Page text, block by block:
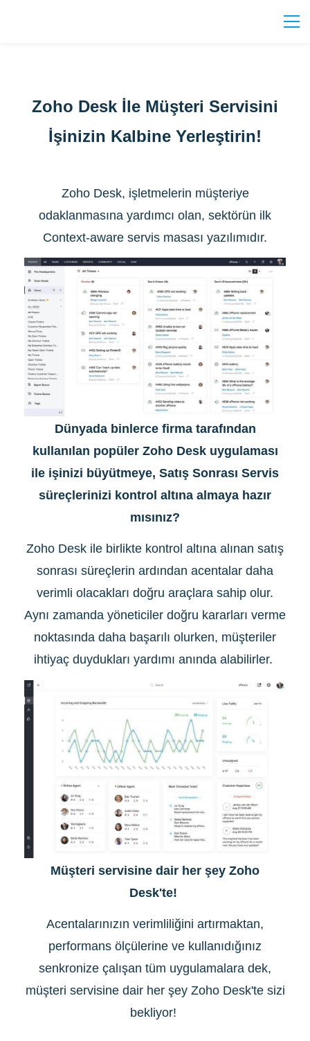
Zoho Desk İle Müşteri Servisini
İşinizin Kalbine Yerleştirin!
Zoho Desk, işletmelerin müşteriye
odaklanmasına yardımcı olan, sektörün ilk
Context-aware servis masası yazılımıdır.
Dünyada binlerce firma tarafından
kullanılan popüler Zoho Desk uygulaması
ile işinizi büyütmeye, Satış Sonrası Servis
süreçlerinizi kontrol altına almaya hazır
mısınız?
Zoho Desk ile birlikte kontrol altına alınan satış
sonrası süreçlerin ardından acentalar daha
verimli olacakları doğru araçlara sahip olur.
Aynı zamanda yöneticiler doğru kararları verme
noktasında daha başarılı olurken, müşteriler
ihtiyaç duydukları yardımı anında alabilirler.
Müşteri servisine dair her şey Zoho
Desk'te!
Acentalarınızın verimliliğini artırmaktan,
performans ölçülerine ve kullanıdığınız
senkronize çalışan tüm uygulamalara dek,
müşteri servisine dair her şey Zoho Desk'te sizi
bekliyor!